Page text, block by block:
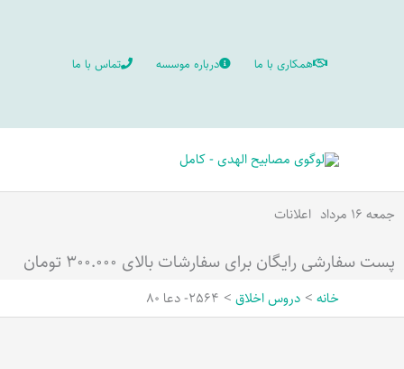
همکاری با ما درباره موسسه تماس با ما
جمعه ۱۶ مرداد اعلانات
پست سفارشی رایگان برای سفارشات بالای ۳۰۰.۰۰۰ تومان
خانه دروس اخلاق 2564- دعا 80